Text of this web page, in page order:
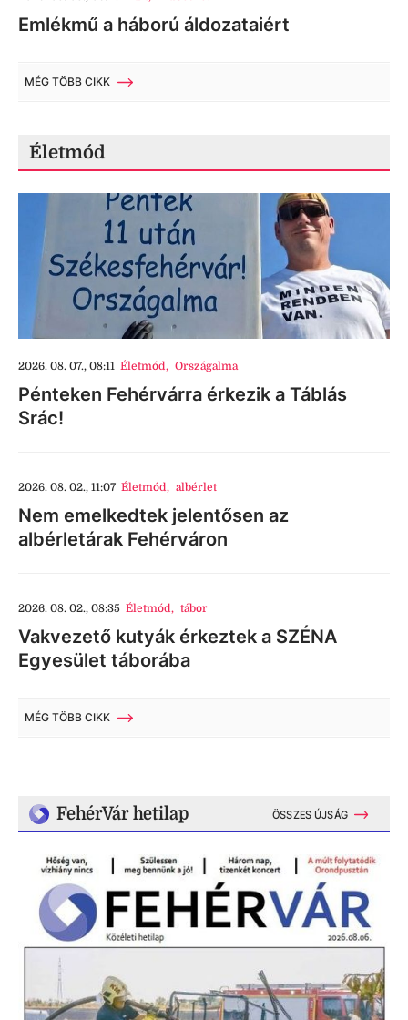
Emlékmű a háború áldozataiért
MÉG TÖBB CIKK
Életmód
2026. 08. 07., 08:11 Életmód, Országalma
Pénteken Fehérvárra érkezik a Táblás
Srác!
2026. 08. 02., 11:07 Életmód, albérlet
Nem emelkedtek jelentősen az
albérletárak Fehérváron
2026. 08. 02., 08:35 Életmód, tábor
Vakvezető kutyák érkeztek a SZÉNA
Egyesület táborába
MÉG TÖBB CIKK
FehérVár hetilap ÖSSZES ÚJSÁG